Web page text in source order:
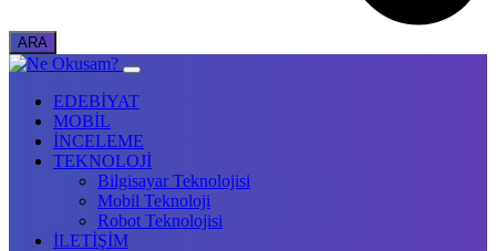
EDEBİYAT
MOBİL
İNCELEME
TEKNOLOJİ
Bilgisayar Teknolojisi
Mobil Teknoloji
Robot Teknolojisi
İLETİŞİM